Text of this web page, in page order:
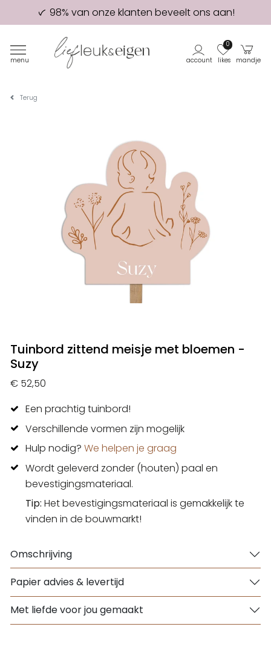
98% van onze klanten beveelt ons aan!
Eerste proefdruk GRATIS
menu account likes
0
mandje
Terug
Tuinbord zittend meisje met bloemen -
Suzy
€ 52,50
Een prachtig tuinbord!
Verschillende vormen zijn mogelijk
Hulp nodig? We helpen je graag
Wordt geleverd zonder (houten) paal en
bevestigingsmateriaal.
Tip: Het bevestigingsmateriaal is gemakkelijk te
vinden in de bouwmarkt!
Omschrijving
Papier advies & levertijd
Met liefde voor jou gemaakt